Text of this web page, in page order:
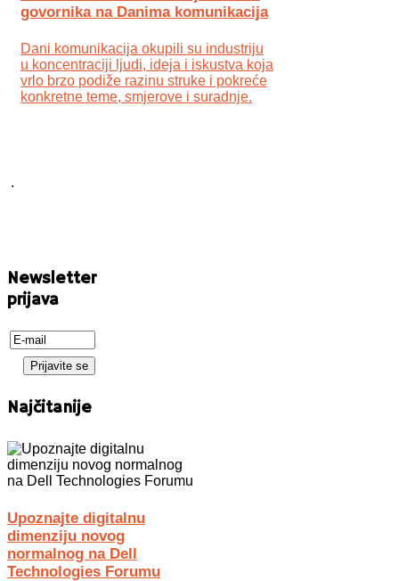
govornika na Danima komunikacija
Dani komunikacija okupili su industriju
u koncentraciji ljudi, ideja i iskustva koja
vrlo brzo podiže razinu struke i pokreće
konkretne teme, smjerove i suradnje.
.
Newsletter
prijava
Najčitanije
Upoznajte digitalnu
dimenziju novog
normalnog na Dell
Technologies Forumu